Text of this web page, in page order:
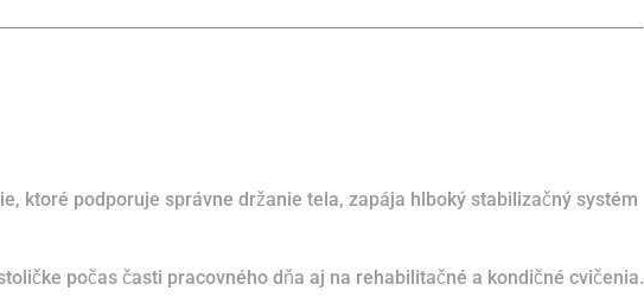
ktoré podporuje správne držanie tela, zapája hlboký stabilizačný systém
počas časti pracovného dňa aj na rehabilitačné a kondičné cvičenia.